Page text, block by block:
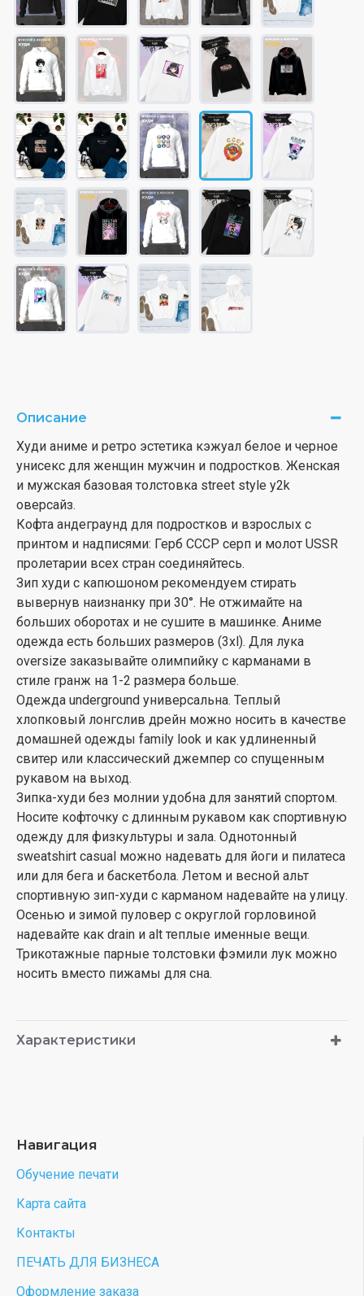
Описание
Худи аниме и ретро эстетика кэжуал белое и черное
унисекс для женщин мужчин и подростков. Женская
и мужская базовая толстовка street style y2k
оверсайз.
Кофта андеграунд для подростков и взрослых с
принтом и надписями: Герб СССР серп и молот USSR
пролетарии всех стран соединяйтесь.
Зип худи с капюшоном рекомендуем стирать
вывернув наизнанку при 30°. Не отжимайте на
больших оборотах и не сушите в машинке. Аниме
одежда есть больших размеров (3xl). Для лука
oversize заказывайте олимпийку с карманами в
стиле гранж на 1-2 размера больше.
Одежда underground универсальна. Теплый
хлопковый лонгслив дрейн можно носить в качестве
домашней одежды family look и как удлиненный
свитер или классический джемпер со спущенным
рукавом на выход.
Зипка-худи без молнии удобна для занятий спортом.
Носите кофточку с длинным рукавом как спортивную
одежду для физкультуры и зала. Однотонный
sweatshirt casual можно надевать для йоги и пилатеса
или для бега и баскетбола. Летом и весной альт
спортивную зип-худи с карманом надевайте на улицу.
Осенью и зимой пуловер с округлой горловиной
надевайте как drain и alt теплые именные вещи.
Трикотажные парные толстовки фэмили лук можно
носить вместо пижамы для сна.
Характеристики
Навигация
Обучение печати
Карта сайта
Контакты
ПЕЧАТЬ ДЛЯ БИЗНЕСА
Оформление заказа